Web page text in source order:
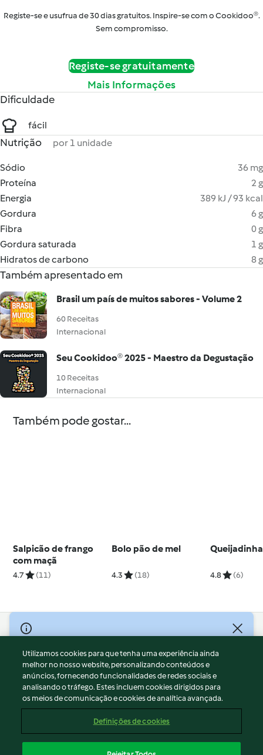
Registe-se e usufrua de 30 dias gratuitos. Inspire-se com o Cookidoo®.
Sem compromisso.
Registe-se gratuitamente
Mais Informações
Dificuldade
fácil
Nutrição por 1 unidade
Sódio
36 mg
Proteína
2 g
Energia
389 kJ / 93 kcal
Gordura
6 g
Fibra
0 g
Gordura saturada
1 g
Hidratos de carbono
8 g
Também apresentado em
Brasil um país de muitos sabores - Volume 2
60 Receitas
Internacional
Seu Cookidoo® 2025 - Maestro da Degustação
10 Receitas
Internacional
Também pode gostar...
Salpicão de frango
com maçã
4.7 (11)
Bolo pão de mel
4.3 (18)
Queijadinha
4.8 (6)
© Copyright 2026
Termos de Utilização
Aviso sobre Proteção de Dados
Aviso
Apoio legal
Conteúdo do relatório
Utilizamos cookies para que tenha uma experiência ainda
melhor no nosso website, personalizando conteúdos e
anúncios, fornecendo funcionalidades de redes sociais e
analisando o tráfego. Estes incluem cookies dirigidos para
os meios de comunicação e cookies de analítica avançada.
Definições de cookies